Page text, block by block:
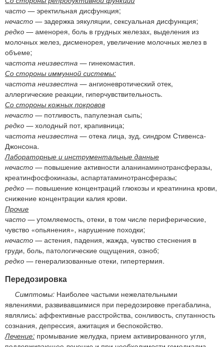
часто — эректильная дисфункция;
нечасто — задержка эякуляции, сексуальная дисфункция;
редко — аменорея, боль в грудных железах, выделения из
молочных желез, дисменорея, увеличение молочных желез в
объеме;
частота неизвестна — гинекомастия.
Со стороны иммунной системы:
частота неизвестна — ангионевротический отек,
аллергические реакции, гиперчувствительность.
Со стороны кожных покровов
нечасто — потливость, папулезная сыпь;
редко — холодный пот, крапивница;
частота неизвестна — отека лица, зуд, синдром Стивенса-
Джонсона.
Лабораторные и инструментальные данные
нечасто — повышение активности аланинаминотрансферазы,
креатинфосфокиназы, аспартатаминотрансферазы;
редко — повышение концентраций глюкозы и креатинина крови,
снижение концентрации калия крови.
Прочие
часто — утомляемость, отеки, в том числе периферические,
чувство «опьянения», нарушение походки;
нечасто — астения, падения, жажда, чувство стеснения в
груди, боль, патологические ощущения, озноб;
редко — генерализованные отеки, гипертермия.
Передозировка
Симптомы: Наиболее частыми нежелательными
явлениями, развивавшимися при передозировке прегабалина,
являлись: аффективные расстройства, сонливость, спутанность
сознания, депрессия, ажитация и беспокойство.
Лечение: промывание желудка, прием активированного угля,